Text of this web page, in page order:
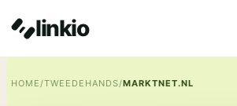
linkio
HOME/TWEEDEHANDS/MARKTNET.NL